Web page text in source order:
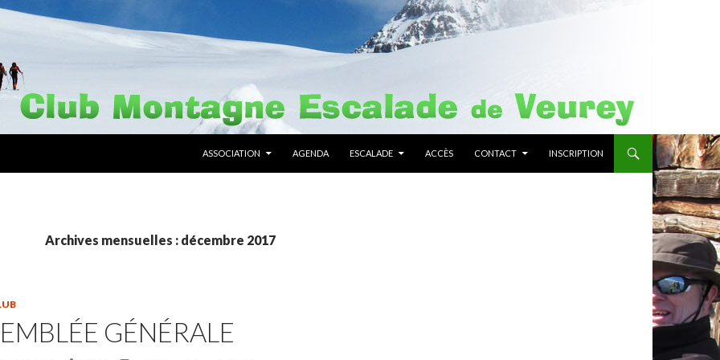
ASSOCIATION
AGENDA ESCALADE ACCÈS CONTACT INSCRIPTION
Archives mensuelles : décembre 2017
GÉNÉRALE